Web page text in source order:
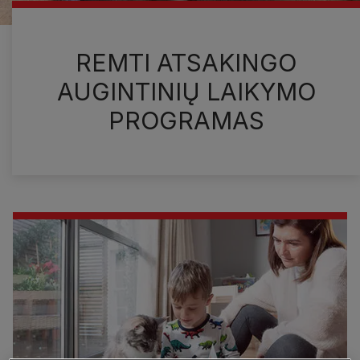
REMTI ATSAKINGO
AUGINTINIŲ LAIKYMO
PROGRAMAS